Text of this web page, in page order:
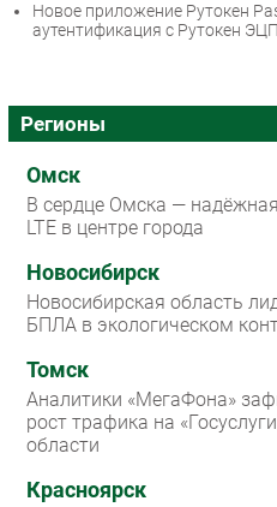
Новое приложение Рутокен
аутентификация с Рутокен
Регионы
Омск
В сердце Омска —
LTE в центре города
Новосибирск
Новосибирская область
БПЛА в экологическом
Томск
Аналитики «МегаФона»
рост трафика на
области
Красноярск